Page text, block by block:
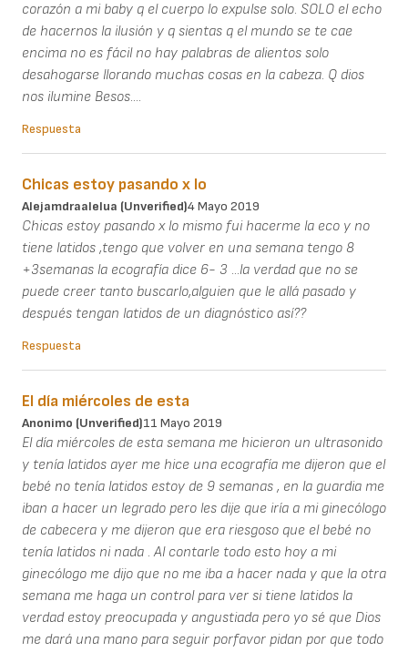
corazón a mi baby q el cuerpo lo expulse solo. SOLO el echo
de hacernos la ilusión y q sientas q el mundo se te cae
encima no es fácil no hay palabras de alientos solo
desahogarse llorando muchas cosas en la cabeza. Q dios
nos ilumine Besos....
Respuesta
Chicas estoy pasando x lo
Alejamdraalelua (unverified)4 Mayo 2019
Chicas estoy pasando x lo mismo fui hacerme la eco y no
tiene latidos ,tengo que volver en una semana tengo 8
+3semanas la ecografía dice 6- 3 ...la verdad que no se
puede creer tanto buscarlo,alguien que le allá pasado y
después tengan latidos de un diagnóstico así??
Respuesta
El día miércoles de esta
Anonimo (unverified)11 Mayo 2019
El día miércoles de esta semana me hicieron un ultrasonido
y tenía latidos ayer me hice una ecografía me dijeron que el
bebé no tenía latidos estoy de 9 semanas , en la guardia me
iban a hacer un legrado pero les dije que iría a mi ginecólogo
de cabecera y me dijeron que era riesgoso que el bebé no
tenía latidos ni nada . Al contarle todo esto hoy a mi
ginecólogo me dijo que no me iba a hacer nada y que la otra
semana me haga un control para ver si tiene latidos la
verdad estoy preocupada y angustiada pero yo sé que Dios
me dará una mano para seguir porfavor pidan por que todo